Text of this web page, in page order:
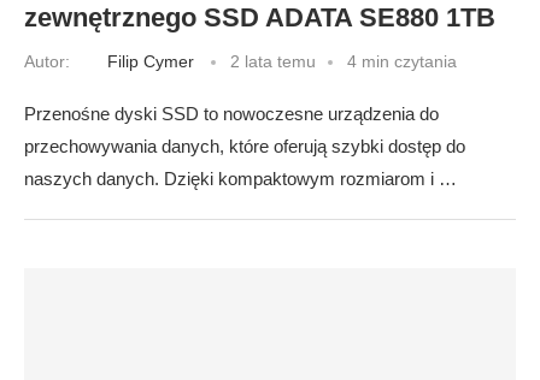
zewnętrznego SSD ADATA SE880 1TB
Autor: Filip Cymer 2 lata temu 4 min czytania
Przenośne dyski SSD to nowoczesne urządzenia do
przechowywania danych, które oferują szybki dostęp do
naszych danych. Dzięki kompaktowym rozmiarom i …